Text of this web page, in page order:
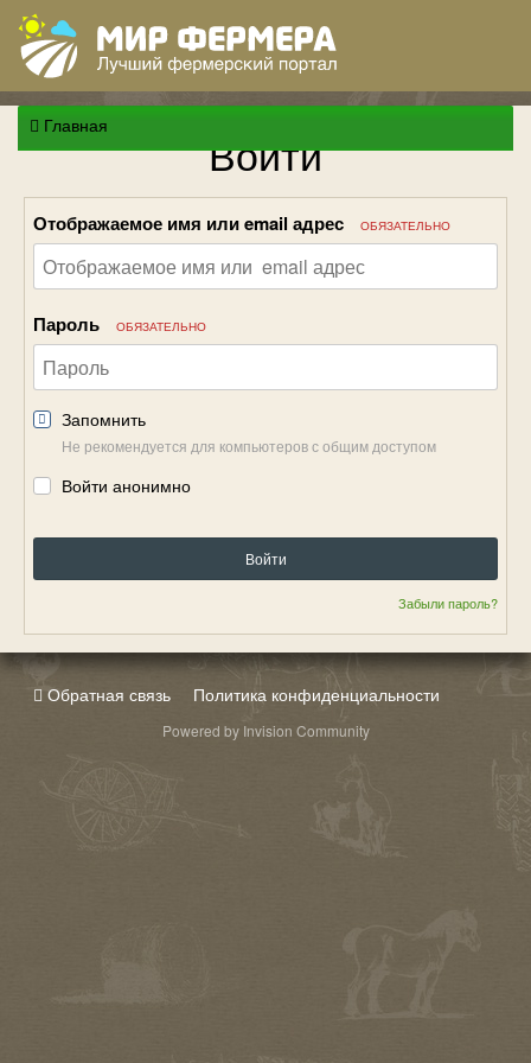
Главная Войти
Отображаемое имя или email адрес ОБЯЗАТЕЛЬНО
Пароль ОБЯЗАТЕЛЬНО
Запомнить
Не рекомендуется для компьютеров с общим доступом
Войти анонимно
Войти
Забыли пароль?
Обратная связь Политика конфиденциальности
Powered by Invision Community